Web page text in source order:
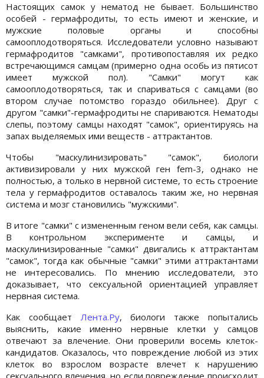
Настоящих самок у нематод не бывает. Большинство
особей - гермафродиты, то есть имеют и женские, и
мужские половые органы и способны
самооплодотворяться. Исследователи условно называют
гермафродитов "самками", противопоставляя их редко
встречающимся самцам (примерно одна особь из пятисот
имеет мужской пол). "Самки" могут как
самооплодотворяться, так и спариваться с самцами (во
втором случае потомство гораздо обильнее). Друг с
другом "самки"-гермафродиты не спариваются. Нематоды
слепы, поэтому самцы находят "самок", ориентируясь на
запах выделяемых ими веществ - аттрактантов.
Чтобы "маскулинизировать" "самок", биологи
активизировали у них мужской ген fem-3, однако не
полностью, а только в нервной системе, то есть строение
тела у гермафродитов оставалось таким же, но нервная
система и мозг становились "мужскими".
В итоге "самки" с измененным геном вели себя, как самцы.
В контрольном эксперименте и самцы, и
маскулинизированные "самки" двигались к аттрактантам
"самок", тогда как обычные "самки" этими аттрактантами
не интересовались. По мнению исследователи, это
доказывает, что сексуальной ориентацией управляет
нервная система.
Как сообщает Лента.Ру, биологи также попытались
выяснить, какие именно нервные клетки у самцов
отвечают за влечение. Они проверили восемь клеток-
кандидатов. Оказалось, что повреждение любой из этих
клеток во взрослом возрасте влечет к нарушению